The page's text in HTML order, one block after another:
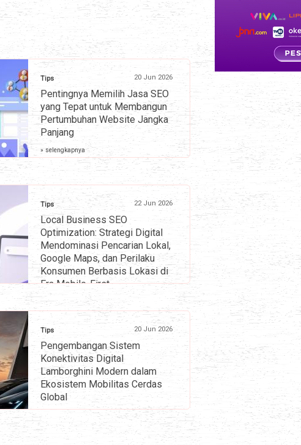
Tips 20 Jun 2026
Pentingnya Memilih Jasa SEO
yang Tepat untuk Membangun
Pertumbuhan Website Jangka
Panjang
» selengkapnya
Tips 22 Jun 2026
Local Business SEO
Optimization: Strategi Digital
Mendominasi Pencarian Lokal,
Google Maps, dan Perilaku
Konsumen Berbasis Lokasi di
Era Mobile-First
Tips 20 Jun 2026
Pengembangan Sistem
Konektivitas Digital
Lamborghini Modern dalam
Ekosistem Mobilitas Cerdas
Global